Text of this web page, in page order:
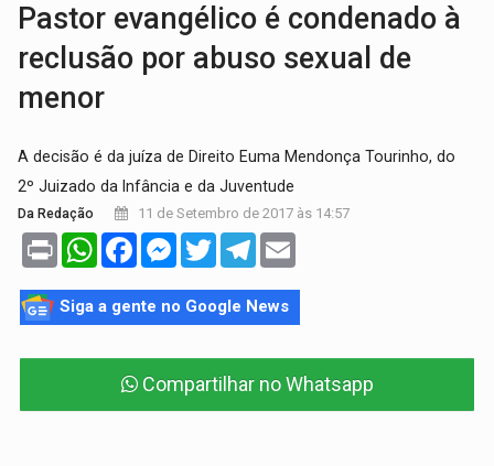
Pastor evangélico é condenado à
reclusão por abuso sexual de
menor
A decisão é da juíza de Direito Euma Mendonça Tourinho, do
2º Juizado da Infância e da Juventude
Da Redação 11 de Setembro de 2017 às 14:57
Print WhatsAppFacebookMessenger
TwitterTelegram
Siga a gente no Google News
Compartilhar no Whatsapp